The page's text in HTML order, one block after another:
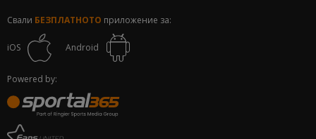
Свали БЕЗПЛАТНОТО приложение за:
iOS Android
Powered by: